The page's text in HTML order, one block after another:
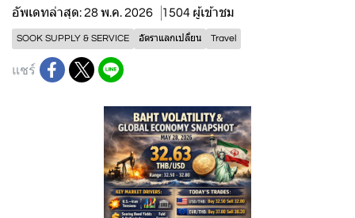
อัพเดทล่าสุด: 28 พ.ค. 2026 1504 ผู้เข้าชม
SOOK SUPPLY & SERVICE อัตราแลกเปลี่ยน Travel
แชร์